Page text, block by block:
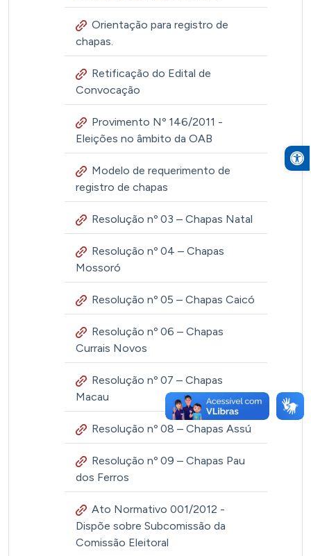
Orientação para registro de
chapas.
Retificação do Edital de
Convocação
Provimento Nº 146/2011 -
Eleições no âmbito da OAB
Modelo de requerimento de
registro de chapas
Resolução nº 03 – Chapas Natal
Resolução nº 04 – Chapas
Mossoró
Resolução nº 05 – Chapas Caicó
Resolução nº 06 – Chapas
Currais Novos
Resolução nº 07 – Chapas
Macau
Resolução nº 08 – Chapas Assú
Resolução nº 09 – Chapas Pau
dos Ferros
Ato Normativo 001/2012 -
Dispõe sobre Subcomissão da
Comissão Eleitoral
Open